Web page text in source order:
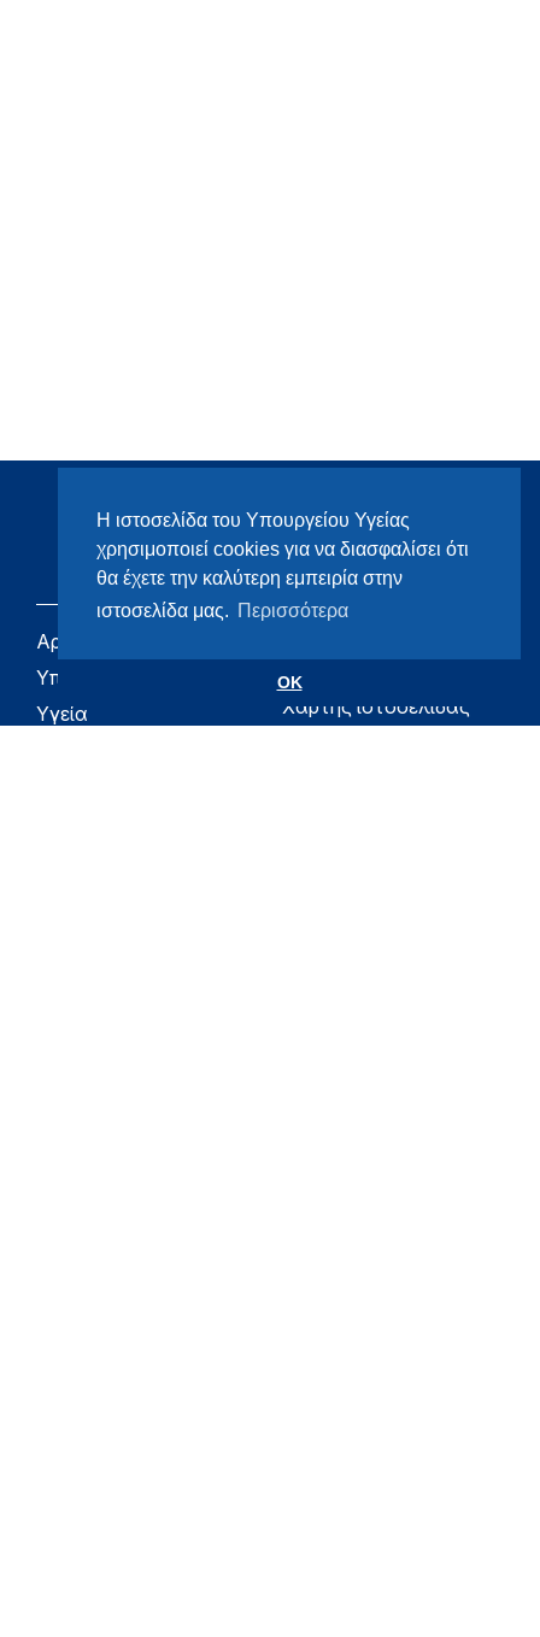
Η ιστοσελίδα του Υπουργείου Υγείας
χρησιμοποιεί cookies για να διασφαλίσει ότι
θα έχετε την καλύτερη εμπειρία στην
ιστοσελίδα μας. Περισσότερα
OK
Αρχική
Υπουργείο
Υγεία
Υγεία
Χάρτης ιστοσελίδας